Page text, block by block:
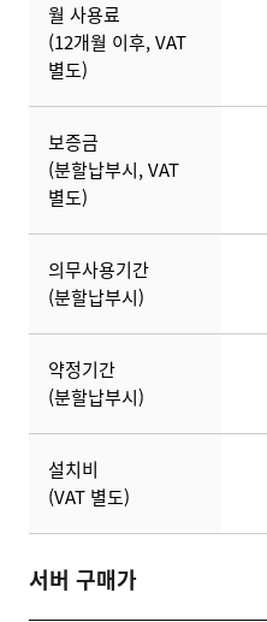
월 사용료
(12개월 이후, VAT
별도)
보증금
(분할납부시, VAT
별도)
의무사용기간
(분할납부시)
약정기간
(분할납부시)
설치비
(VAT 별도)
서버 구매가